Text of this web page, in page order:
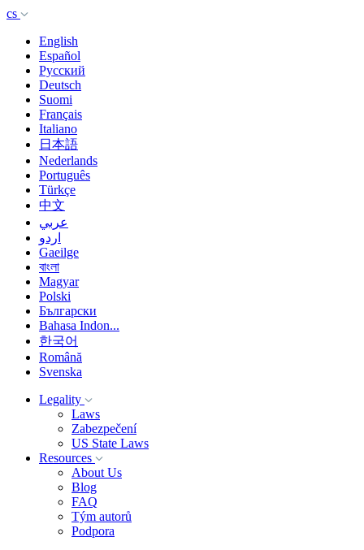
cs
English
Español
Русский
Deutsch
Suomi
Français
Italiano
日本語
Nederlands
Português
Türkçe
中文
عربي
اردو
Gaeilge
বাংলা
Magyar
Polski
Български
Bahasa Indon...
한국어
Română
Svenska
Legality
Laws
Zabezpečení
US State Laws
Resources
About Us
Blog
FAQ
Tým autorů
Podpora